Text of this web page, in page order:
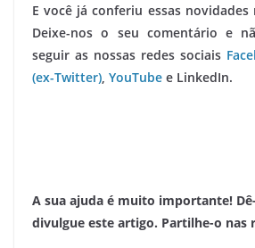
E você já conferiu essas novidades
Deixe-nos o seu comentário e
seguir as nossas redes sociais
(ex-Twitter) YouTube e LinkedIn.
A sua ajuda é muito importante!
divulgue este artigo. Partilhe-o nas